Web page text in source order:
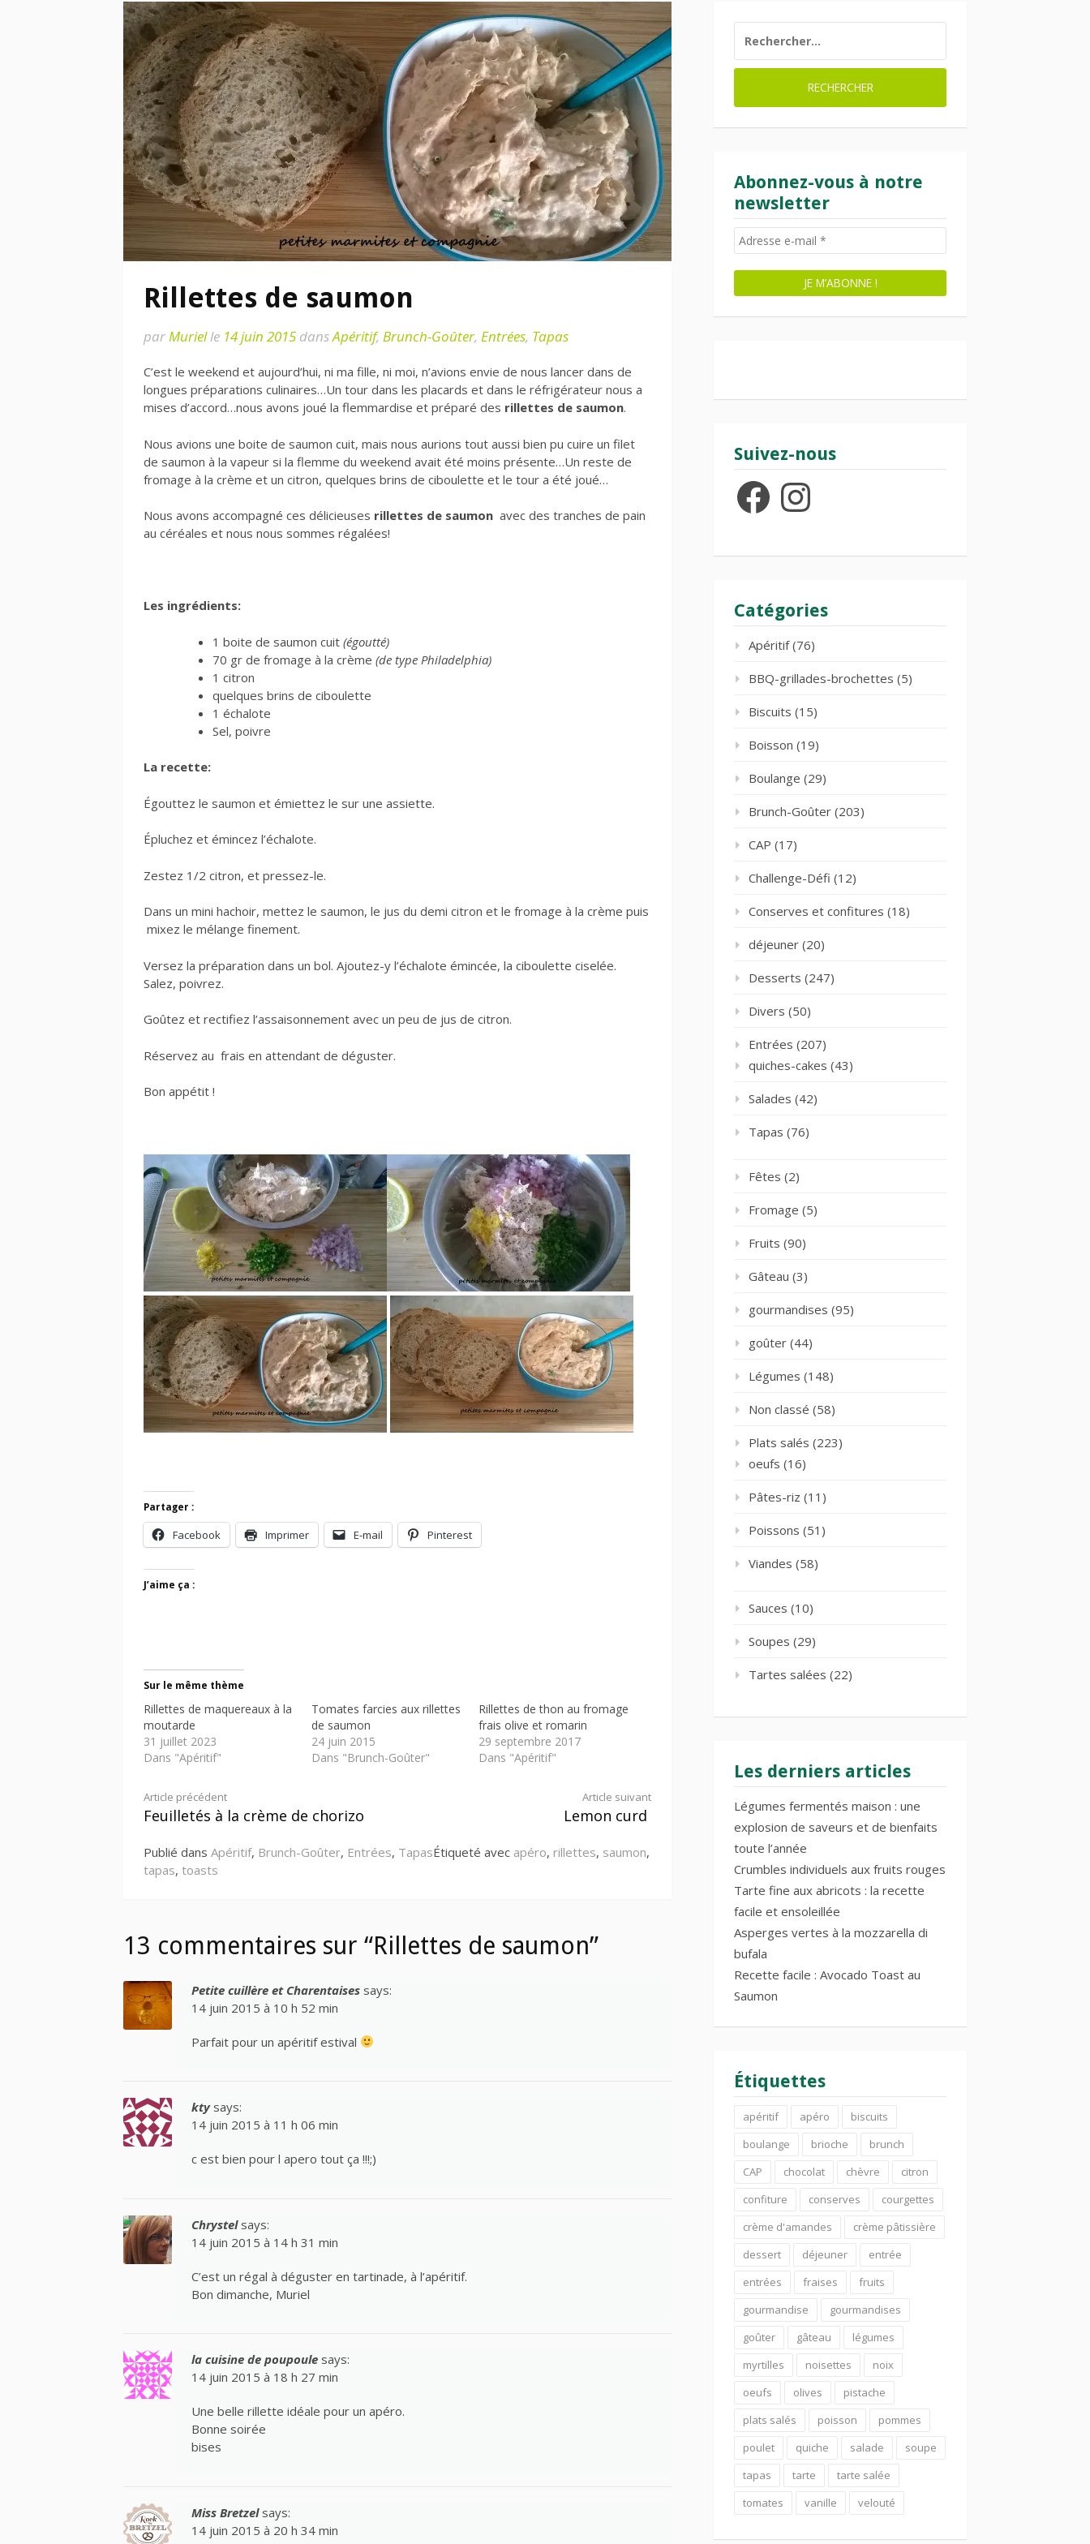
Rillettes de saumon
parMurielle 14 juin 2015 dansApéritif, Brunch-Goûter, Entrées, Tapas
C’est le weekend et aujourd’hui, ni ma fille, ni moi, n’avions envie de nous lancer dans de
longues préparations culinaires…Un tour dans les placards et dans le réfrigérateur nous a
mises d’accord…nous avons joué la flemmardise et préparé des rillettes de saumon.
Nous avions une boite de saumon cuit, mais nous aurions tout aussi bien pu cuire un filet
de saumon à la vapeur si la flemme du weekend avait été moins présente…Un reste de
fromage à la crème et un citron, quelques brins de ciboulette et le tour a été joué…
Nous avons accompagné ces délicieuses rillettes de saumon avec des tranches de pain
au céréales et nous nous sommes régalées!
Les ingrédients:
1 boite de saumon cuit (égoutté)
70 gr de fromage à la crème (de type Philadelphia)
1 citron
quelques brins de ciboulette
1 échalote
Sel, poivre
La recette:
Égouttez le saumon et émiettez le sur une assiette.
Épluchez et émincez l’échalote.
Zestez 1/2 citron, et pressez-le.
Dans un mini hachoir, mettez le saumon, le jus du demi citron et le fromage à la crème puis
mixez le mélange finement.
Versez la préparation dans un bol. Ajoutez-y l’échalote émincée, la ciboulette ciselée.
Salez, poivrez.
Goûtez et rectifiez l’assaisonnement avec un peu de jus de citron.
Réservez au frais en attendant de déguster.
Bon appétit !
Partager :
Facebook Imprimer E-mail Pinterest
J’aime ça :
Sur le même thème
Rillettes de maquereaux à la
moutarde
31 juillet 2023
Dans "Apéritif"
Tomates farcies aux rillettes
de saumon
24 juin 2015
Dans "Brunch-Goûter"
Rillettes de thon au fromage
frais olive et romarin
29 septembre 2017
Dans "Apéritif"
Lire
suite
Article précédent
Feuilletés à la crème de chorizo
Article suivant
Lemon curd
Publié dans Apéritif, Brunch-Goûter, Entrées, TapasÉtiqueté avec apéro, rillettes, saumon,
tapas, toasts
13 commentaires sur “Rillettes de saumon”
Petite cuillère et Charentaises says:
14 juin 2015 à 10 h 52 min
Parfait pour un apéritif estival
kty says:
14 juin 2015 à 11 h 06 min
c est bien pour l apero tout ça !!!;)
Chrystel says:
14 juin 2015 à 14 h 31 min
C’est un régal à déguster en tartinade, à l’apéritif.
Bon dimanche, Muriel
la cuisine de poupoule says:
14 juin 2015 à 18 h 27 min
Une belle rillette idéale pour un apéro.
Bonne soirée
bises
Miss Bretzel says:
14 juin 2015 à 20 h 34 min
Abonnez-vous à notre
newsletter
Suivez-nous
FacebookInstagram
Catégories
Apéritif(76)
BBQ-grillades-brochettes (5)
Biscuits (15)
Boisson (19)
Boulange (29)
Brunch-Goûter (203)
CAP (17)
Challenge-Défi (12)
Conserves et confitures (18)
déjeuner (20)
Desserts (247)
Divers (50)
Entrées (207)
quiches-cakes (43)
Salades (42)
Tapas (76)
Fêtes (2)
Fromage (5)
Fruits (90)
Gâteau (3)
gourmandises (95)
goûter (44)
Légumes (148)
Non classé (58)
Plats salés (223)
oeufs (16)
Pâtes-riz (11)
Poissons (51)
Viandes (58)
Sauces (10)
Soupes (29)
Tartes salées (22)
Les derniers articles
Légumes fermentés maison : une
explosion de saveurs et de bienfaits
toute l’année
Crumbles individuels aux fruits rouges
Tarte fine aux abricots : la recette
facile et ensoleillée
Asperges vertes à la mozzarella di
bufala
Recette facile : Avocado Toast au
Saumon
Étiquettes
apéritif apéro
biscuits
boulange
brioche
brunch
CAP
chocolat chèvre
citron
confiture
conserves
courgettes
crème d'amandes
crème pâtissière
dessert
déjeuner
entrée
entrées
fraises
fruits
gourmandise
gourmandises
goûter
gâteau
légumes
myrtilles
noisettes
noix
oeufs
olives
pistache
plats salés
poisson
pommes
poulet
quiche salade
soupe
tapas
tarte
tarte salée
tomates
vanille velouté